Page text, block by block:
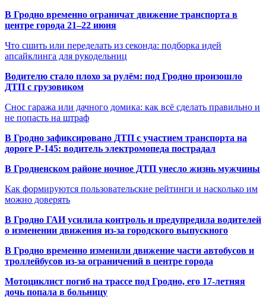
В Гродно временно ограничат движение транспорта в
центре города 21–22 июня
Что сшить или переделать из секонда: подборка идей
апсайклинга для рукодельниц
Водителю стало плохо за рулём: под Гродно произошло
ДТП с грузовиком
Снос гаража или дачного домика: как всё сделать правильно и
не попасть на штраф
В Гродно зафиксировано ДТП с участием транспорта на
дороге Р-145: водитель электромопеда пострадал
В Гродненском районе ночное ДТП унесло жизнь мужчины
Как формируются пользовательские рейтинги и насколько им
можно доверять
В Гродно ГАИ усилила контроль и предупредила водителей
о изменении движения из-за городского выпускного
В Гродно временно изменили движение части автобусов и
троллейбусов из-за ограничений в центре города
Мотоциклист погиб на трассе под Гродно, его 17-летняя
дочь попала в больницу